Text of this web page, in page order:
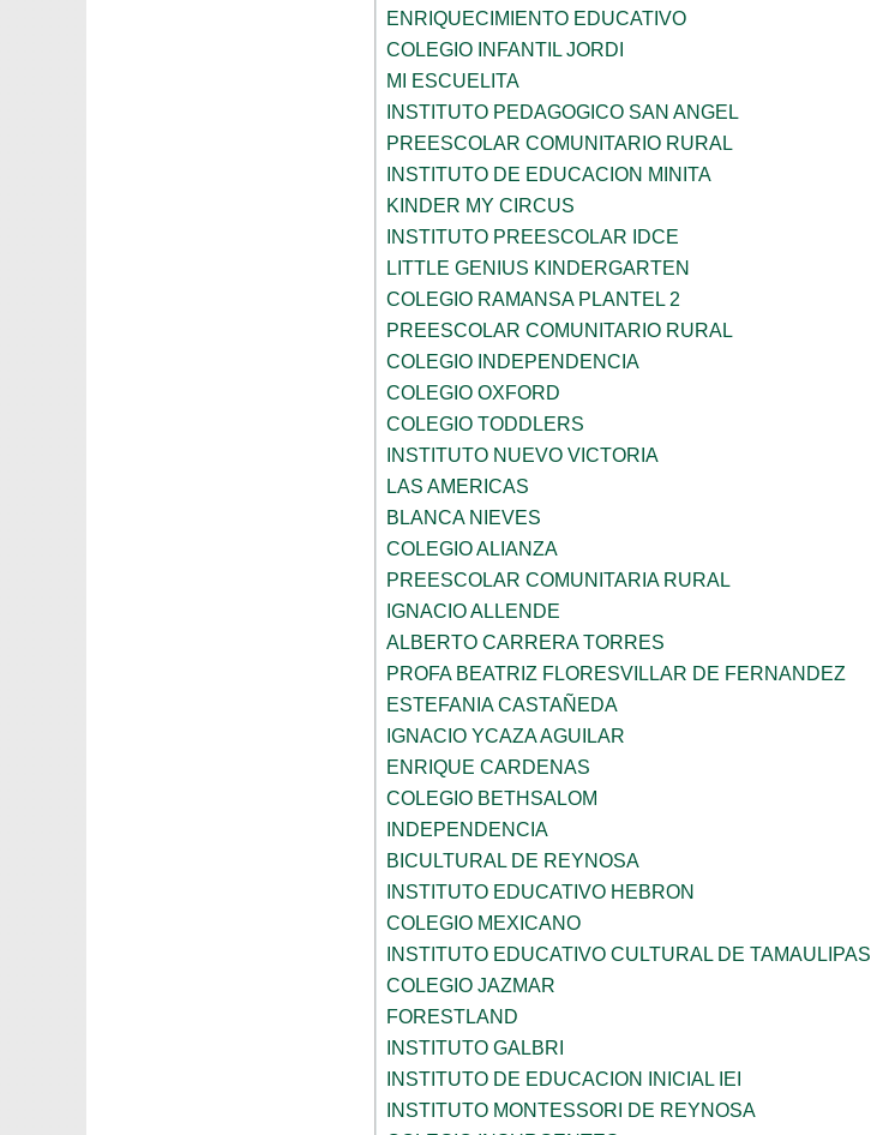
ENRIQUECIMIENTO EDUCATIVO
COLEGIO INFANTIL JORDI
MI ESCUELITA
INSTITUTO PEDAGOGICO SAN ANGEL
PREESCOLAR COMUNITARIO RURAL
INSTITUTO DE EDUCACION MINITA
KINDER MY CIRCUS
INSTITUTO PREESCOLAR IDCE
LITTLE GENIUS KINDERGARTEN
COLEGIO RAMANSA PLANTEL 2
PREESCOLAR COMUNITARIO RURAL
COLEGIO INDEPENDENCIA
COLEGIO OXFORD
COLEGIO TODDLERS
INSTITUTO NUEVO VICTORIA
LAS AMERICAS
BLANCA NIEVES
COLEGIO ALIANZA
PREESCOLAR COMUNITARIA RURAL
IGNACIO ALLENDE
ALBERTO CARRERA TORRES
PROFA BEATRIZ FLORESVILLAR DE FERNANDEZ
ESTEFANIA CASTAÑEDA
IGNACIO YCAZA AGUILAR
ENRIQUE CARDENAS
COLEGIO BETHSALOM
INDEPENDENCIA
BICULTURAL DE REYNOSA
INSTITUTO EDUCATIVO HEBRON
COLEGIO MEXICANO
INSTITUTO EDUCATIVO CULTURAL DE TAMAULIPAS
COLEGIO JAZMAR
FORESTLAND
INSTITUTO GALBRI
INSTITUTO DE EDUCACION INICIAL IEI
INSTITUTO MONTESSORI DE REYNOSA